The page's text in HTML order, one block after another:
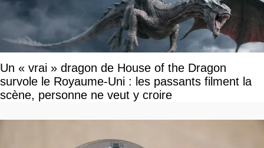
Un « vrai » dragon de House of the Dragon
survole le Royaume-Uni : les passants filment la
scène, personne ne veut y croire